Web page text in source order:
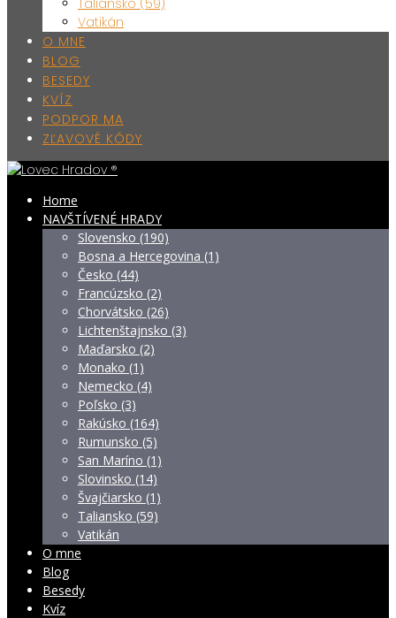
Taliansko (59)
Vatikán
O MNE
BLOG
BESEDY
KVÍZ
PODPOR MA
ZĽAVOVÉ KÓDY
Home
NAVŠTÍVENÉ HRADY
Slovensko (190)
Bosna a Hercegovina (1)
Česko (44)
Francúzsko (2)
Chorvátsko (26)
Lichtenštajnsko (3)
Maďarsko (2)
Monako (1)
Nemecko (4)
Poľsko (3)
Rakúsko (164)
Rumunsko (5)
San Maríno (1)
Slovinsko (14)
Švajčiarsko (1)
Taliansko (59)
Vatikán
O mne
Blog
Besedy
Kvíz